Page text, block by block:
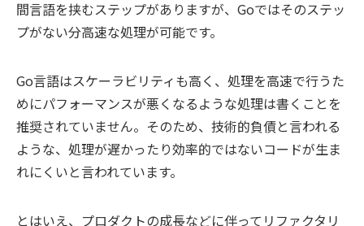
間言語を挟むステップがありますが、Goではそのステッ
プがない分高速な処理が可能です。
Go言語はスケーラビリティも高く、処理を高速で行うた
めにパフォーマンスが悪くなるような処理は書くことを
推奨されていません。そのため、技術的負債と言われる
ような、処理が遅かったり効率的ではないコードが生ま
れにくいと言われています。
とはいえ、プロダクトの成長などに伴ってリファクタリ